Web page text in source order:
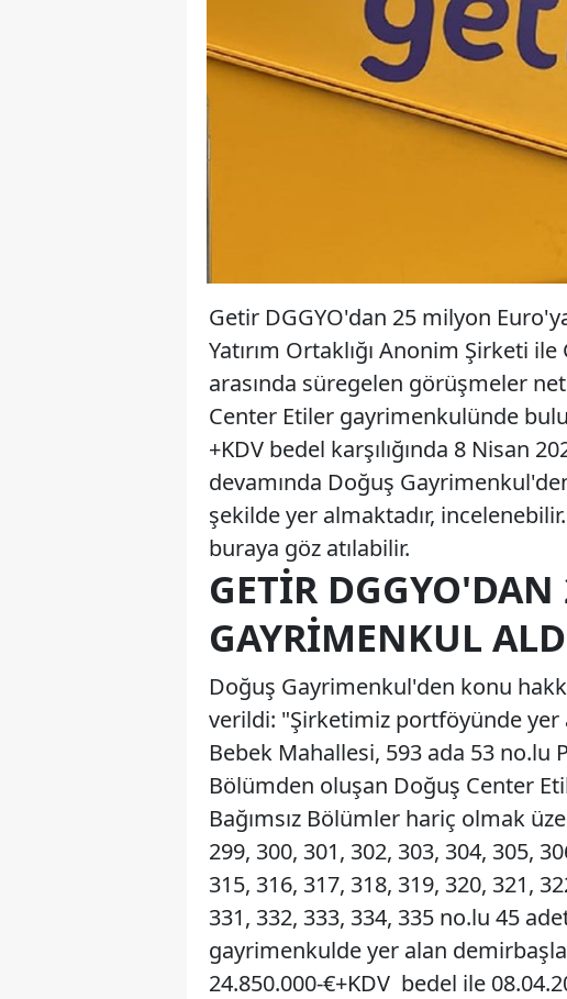
Getir DGGYO'dan 25 milyon
Yatırım Ortaklığı Anonim Şirketi
arasında süregelen görüşmeler
Center Etiler gayrimenkulünde
+KDV bedel karşılığında 8 Nisan
devamında Doğuş
şekilde yer almaktadır,
buraya göz atılabilir.
GETIR
GAYRIMENKUL
Doğuş Gayrimenkul'den konu
verildi: "Şirketimiz portföyünde yer
Bebek Mahallesi, 593 ada 53 no.lu
Bölümden oluşan Doğuş Center
Bağımsız Bölümler hariç olmak
299, 300, 301, 302, 303, 304, 305,
315, 316, 317, 318, 319, 320, 321,
331, 332, 333, 334, 335 no.lu 45
gayrimenkulde yer alan
24.850.000-€+KDV bedel ile